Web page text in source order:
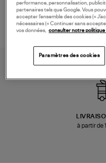
à partir de
performance, personnalisation,
partenaires tels que Google. Vous
accepter l’ensemble des cookies («
nécessaires (« Continuer sans
vos données, consulter notre politique
Paramètres des cookies